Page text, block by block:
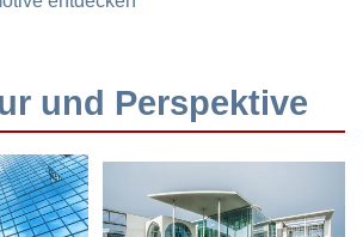
und Perspektive